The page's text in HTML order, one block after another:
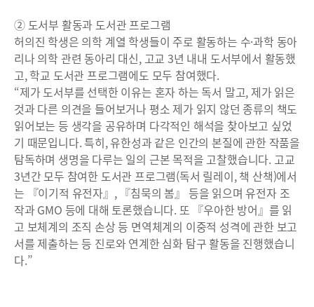
② 도서부 활동과 도서관 프로그램
허의진 학생은 의학 계열 학생들이 주로 활동하는 수·과학 동아
리나 의학 관련 동아리 대신, 고교 3년 내내 도서부에서 활동했
고, 학교 도서관 프로그램에도 모두 참여했다.
“제가 도서부를 선택한 이유는 혼자 하는 독서 말고, 제가 읽은
것과 다른 의견을 들어보거나 평소 제가 읽지 않던 종류의 책도
읽어보는 등 생각을 공유하며 다각적인 해석을 찾아보고 싶었
기 때문입니다. 특히, 유한성과 같은 인간의 본질에 관한 작품을
탐독하며 생명을 다루는 일의 근본 목적을 고찰했습니다. 고교
3년간 모두 참여한 도서관 프로그램(독서 릴레이, 책 산책)에서
는 『이기적 유전자』, 『침묵의 봄』 등을 읽으며 유전자 조
작과 GMO 등에 대해 토론했습니다. 또 『우아한 방어』를 읽
고 보체계의 조직 손상 등 면역체계의 이중적 성격에 관한 보고
서를 제출하는 등 진로와 연계한 심화 탐구 활동을 진행했습니
다.”